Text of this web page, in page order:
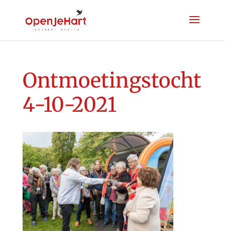
Ontmoetingstocht
4-10-2021